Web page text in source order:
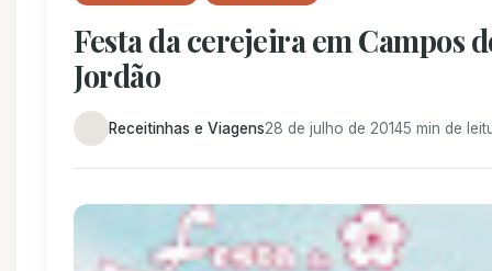
Festa da cerejeira em Campos
Jordão
Receitinhas e Viagens28 de julho de 20145 min de